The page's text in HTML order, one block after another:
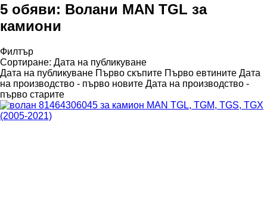
5 обяви: Волани MAN TGL за
камиони
Филтър
Сортиране: Дата на публикуване
Дата на публикуване Първо скъпите Първо евтините Дата
на производство - първо новите Дата на производство -
първо старите